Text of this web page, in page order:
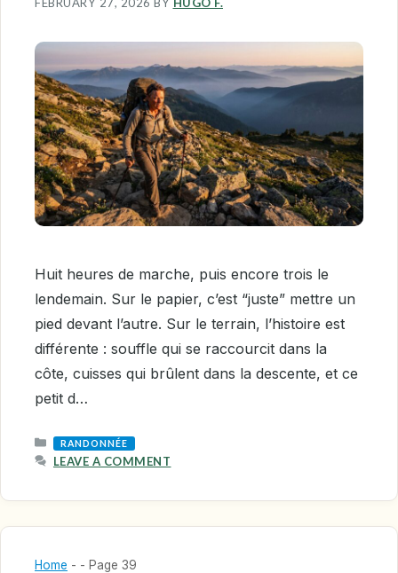
Huit heures de marche, puis encore trois le
lendemain. Sur le papier, c’est “juste” mettre un
pied devant l’autre. Sur le terrain, l’histoire est
différente : souffle qui se raccourcit dans la
côte, cuisses qui brûlent dans la descente, et ce
petit d…
CATEGORIES
RANDONNÉE
LEAVE A COMMENT
Home - - Page 39